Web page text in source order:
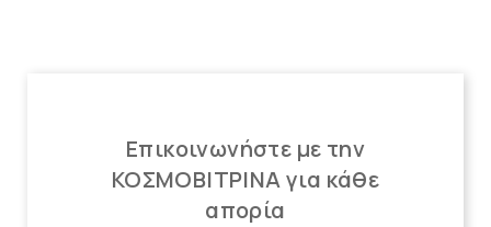
Επικοινωνήστε με την
ΚΟΣΜΟΒΙΤΡΙΝΑ για κάθε
απορία